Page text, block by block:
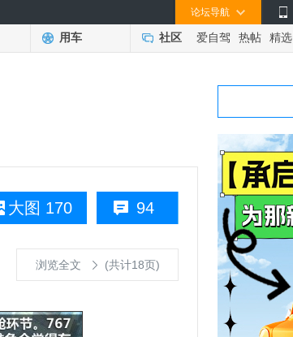
论坛导航
用车 社区 爱自驾 热帖 精选
94
大图 170
浏览全文 (共计18页)